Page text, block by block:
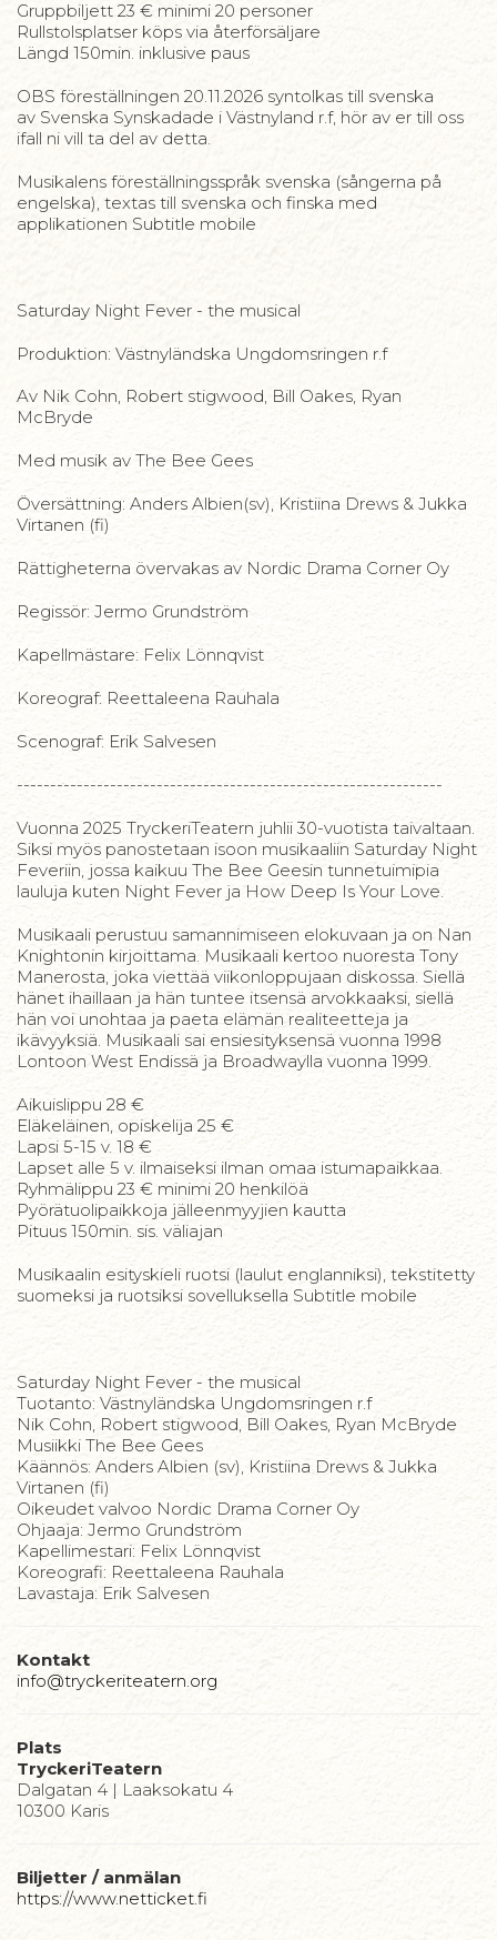
Gruppbiljett 23 € minimi 20 personer
Rullstolsplatser köps via återförsäljare
Längd 150min. inklusive paus
OBS föreställningen 20.11.2026 syntolkas till svenska
av Svenska Synskadade i Västnyland r.f, hör av er till oss
ifall ni vill ta del av detta.
Musikalens föreställningsspråk svenska (sångerna på
engelska), textas till svenska och finska med
applikationen Subtitle mobile
Saturday Night Fever - the musical
Produktion: Västnyländska Ungdomsringen r.f
Av Nik Cohn, Robert stigwood, Bill Oakes, Ryan
McBryde
Med musik av The Bee Gees
Översättning: Anders Albien(sv), Kristiina Drews & Jukka
Virtanen (fi)
Rättigheterna övervakas av Nordic Drama Corner Oy
Regissör: Jermo Grundström
Kapellmästare: Felix Lönnqvist
Koreograf: Reettaleena Rauhala
Scenograf: Erik Salvesen
----------------------------------------------------------------
Vuonna 2025 TryckeriTeatern juhlii 30-vuotista taivaltaan.
Siksi myös panostetaan isoon musikaaliin Saturday Night
Feveriin, jossa kaikuu The Bee Geesin tunnetuimipia
lauluja kuten Night Fever ja How Deep Is Your Love.
Musikaali perustuu samannimiseen elokuvaan ja on Nan
Knightonin kirjoittama. Musikaali kertoo nuoresta Tony
Manerosta, joka viettää viikonloppujaan diskossa. Siellä
hänet ihaillaan ja hän tuntee itsensä arvokkaaksi, siellä
hän voi unohtaa ja paeta elämän realiteetteja ja
ikävyyksiä. Musikaali sai ensiesityksensä vuonna 1998
Lontoon West Endissä ja Broadwaylla vuonna 1999.
Aikuislippu 28 €
Eläkeläinen, opiskelija 25 €
Lapsi 5-15 v. 18 €
Lapset alle 5 v. ilmaiseksi ilman omaa istumapaikkaa.
Ryhmälippu 23 € minimi 20 henkilöä
Pyörätuolipaikkoja jälleenmyyjien kautta
Pituus 150min. sis. väliajan
Musikaalin esityskieli ruotsi (laulut englanniksi), tekstitetty
suomeksi ja ruotsiksi sovelluksella Subtitle mobile
Saturday Night Fever - the musical
Tuotanto: Västnyländska Ungdomsringen r.f
Nik Cohn, Robert stigwood, Bill Oakes, Ryan McBryde
Musiikki The Bee Gees
Käännös: Anders Albien (sv), Kristiina Drews & Jukka
Virtanen (fi)
Oikeudet valvoo Nordic Drama Corner Oy
Ohjaaja: Jermo Grundström
Kapellimestari: Felix Lönnqvist
Koreografi: Reettaleena Rauhala
​Lavastaja: Erik Salvesen
Kontakt
info@tryckeriteatern.org
Plats
TryckeriTeatern
Dalgatan 4 | Laaksokatu 4
10300 Karis
Biljetter / anmälan
https://www.netticket.fi